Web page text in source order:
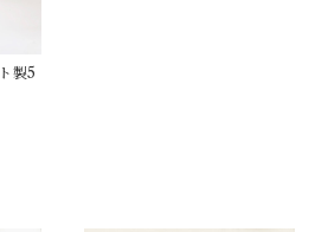
製5